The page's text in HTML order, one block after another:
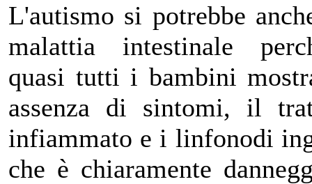
L'autismo si potrebbe
malattia intestinale
quasi tutti i bambini
assenza di sintomi, il
infiammato e i linfonodi
che è chiaramente